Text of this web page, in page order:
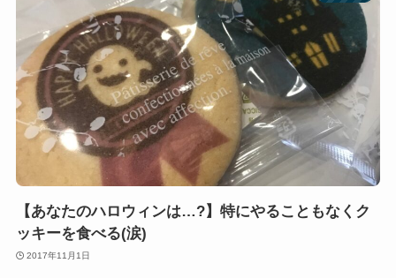
【あなたのハロウィンは…?】特にやることもなくク
ッキーを食べる(涙)
2017年11月1日